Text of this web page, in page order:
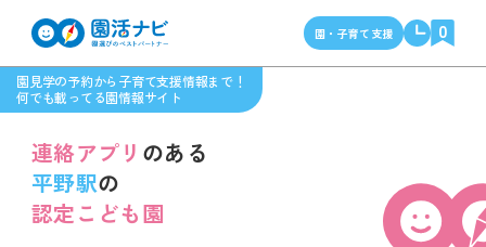
園見学の予約から子育て支援情報まで！
何でも載ってる園情報サイト
園・子育て支援 0
連絡アプリ のある
平野駅の
認定こども園